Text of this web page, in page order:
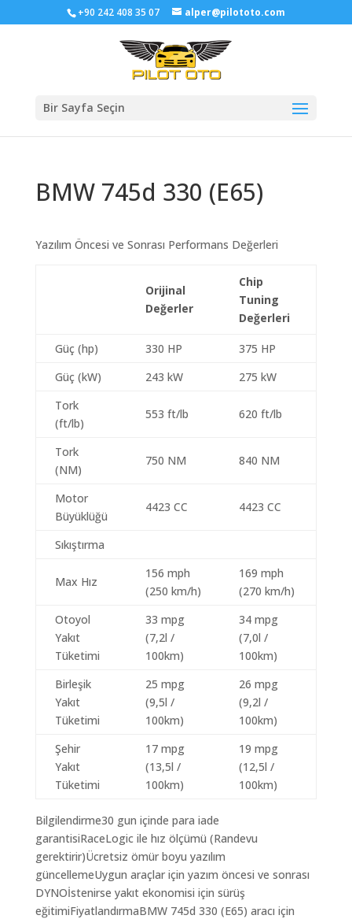
+90 242 408 35 07 alper@pilototo.com
Bir Sayfa Seçin
BMW 745d 330 (E65)
Yazılım Öncesi ve Sonrası Performans Değerleri
Orijinal
Değerler
Chip
Tuning
Değerleri
Güç (hp) 330 HP
375 HP
Güç (kW)
243 kW
275 kW
Tork
(ft/lb)
553 ft/lb 620 ft/lb
Tork
(NM)
750 NM 840 NM
Motor
Büyüklüğü
4423 CC 4423 CC
Sıkıştırma
Max Hız
156 mph
(250 km/h)
169 mph
(270 km/h)
Otoyol
Yakıt
Tüketimi
33 mpg
(7,2l /
100km)
34 mpg
(7,0l /
100km)
Birleşik
Yakıt
Tüketimi
25 mpg
(9,5l /
100km)
26 mpg
(9,2l /
100km)
Şehir
Yakıt
Tüketimi
17 mpg
(13,5l /
100km)
19 mpg
(12,5l /
100km)
Bilgilendirme30 gun içinde para iade
garantisiRaceLogic ile hız ölçümü (Randevu
gerektirir)Ücretsiz ömür boyu yazılım
güncellemeUygun araçlar için yazım öncesi ve sonrası
DYNOİstenirse yakıt ekonomisi için sürüş
eğitimiFiyatlandırmaBMW 745d 330 (E65) aracı için